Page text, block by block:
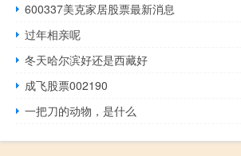
600337美克家居股票最新消息
过年相亲呢
冬天哈尔滨好还是西藏好
成飞股票002190
一把刀的动物，是什么